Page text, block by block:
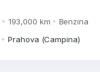
193,000 km
Benzina
Prahova (Campina)